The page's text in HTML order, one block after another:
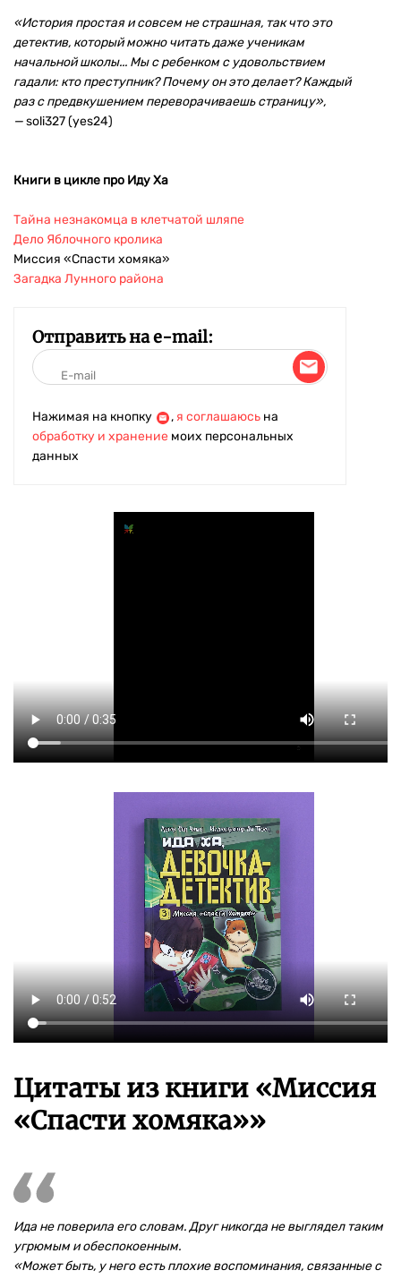
«История простая и совсем не страшная, так что это
детектив, который можно читать даже ученикам
начальной школы... Мы с ребенком с удовольствием
гадали: кто преступник? Почему он это делает? Каждый
раз с предвкушением переворачиваешь страницу»,
—soli327 (yes24)
Книги в цикле про Иду Ха
Тайна незнакомца в клетчатой шляпе
Дело Яблочного кролика
Миссия «Спасти хомяка»
Загадка Лунного района
Отправить на e-mail:
Нажимая на кнопку , я соглашаюсь на
обработку и хранение моих персональных
данных
Цитаты из книги «Миссия
«Спасти хомяка»»
Ида не поверила его словам. Друг никогда не выглядел таким
угрюмым и обеспокоенным.
«Может быть, у него есть плохие воспоминания, связанные с